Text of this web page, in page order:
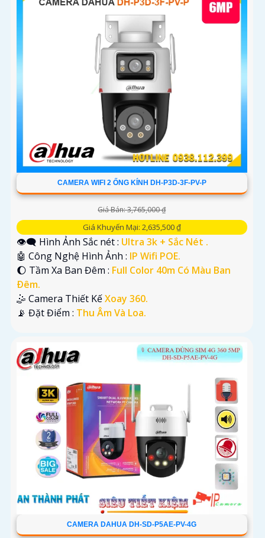
CAMERA WIFI 2 ỐNG KÍNH DH-P3D-3F-PV-P
Giá Bán: 3,765,000 ₫
Giá Khuyến Mại: 2,635,500 ₫
👁️‍🗨 Hình Ảnh Sắc nét : Ultra 3k + Sắc Nét .
🤖️ Công Nghệ Hình Ảnh : IP Wifi POE.
🌔 Tầm Xa Ban Đêm : Full Color 40m Có Màu Ban
Ðêm.
🤹 Camera Thiết KếXoay 360.
️📡 Đặt Điểm : Thu Âm Và Loa.
CAMERA DAHUA DH-SD-P5AE-PV-4G